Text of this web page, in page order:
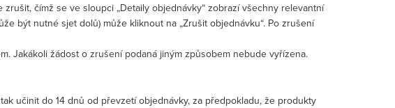
čímž se ve sloupci „Detaily objednávky“ zobrazí všechny relevantní
být nutné sjet dolů) může kliknout na „Zrušit objednávku“. Po zrušení
Jakákoli žádost o zrušení podaná jiným způsobem nebude vyřízena.
učinit do 14 dnů od převzetí objednávky, za předpokladu, že produkty